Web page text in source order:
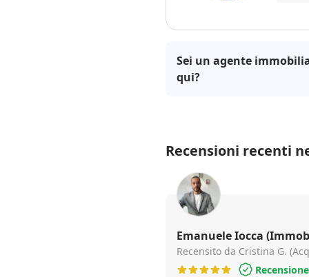
Sei un agente
qui?
Recensioni recenti
Emanuele Iocca
Recensito da Cristina G.